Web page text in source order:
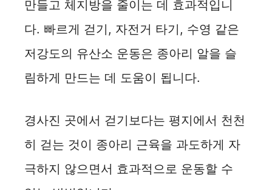
만들고 체지방을 줄이는 데 효과적입니
다. 빠르게 걷기, 자전거 타기, 수영 같은
저강도의 유산소 운동은 종아리 알을 슬
림하게 만드는 데 도움이 됩니다.
경사진 곳에서 걷기보다는 평지에서 천천
히 걷는 것이 종아리 근육을 과도하게 자
극하지 않으면서 효과적으로 운동할 수